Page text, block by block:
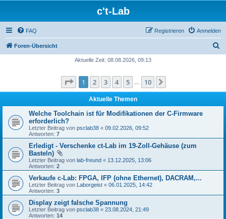
c't-Lab
FAQ Anmelden
Registrieren
Foren-Übersicht
e
Aktuelle Zeit: 08.08.2026, 09:13
Seite 1von 10
1 2 3 4 5 10
Aktuelle Themen
Welche Toolchain ist für Modifikationen der C-Firmware
erforderlich?
Letzter Beitrag von psclab38 « 09.02.2026, 09:52
Antworten: 7
Erledigt - Verschenke ct-Lab im 19-Zoll-Gehäuse (zum
Basteln)
Letzter Beitrag von lab-freund « 13.12.2025, 13:06
Antworten: 2
Verkaufe c-Lab: FPGA, IFP (ohne Ethernet), DACRAM,...
Letzter Beitrag von Laborgeist « 06.01.2025, 14:42
Antworten: 3
Display zeigt falsche Spannung
Letzter Beitrag von psclab38 « 23.08.2024, 21:49
Antworten: 14